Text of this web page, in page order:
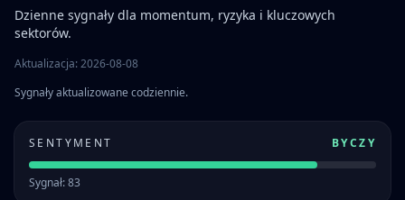
Dzienne sygnały dla momentum, ryzyka i kluczowych
sektorów.
Aktualizacja: 2026-08-08
Sygnały aktualizowane codziennie.
SENTYMENT BYCZY
Sygnał: 83